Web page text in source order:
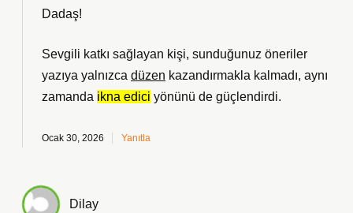
Dadaş!
Sevgili katkı sağlayan kişi, sunduğunuz öneriler
yazıya yalnızca düzen kazandırmakla kalmadı, aynı
zamanda ikna edici yönünü de güçlendirdi.
Ocak 30, 2026 Yanıtla
Dilay